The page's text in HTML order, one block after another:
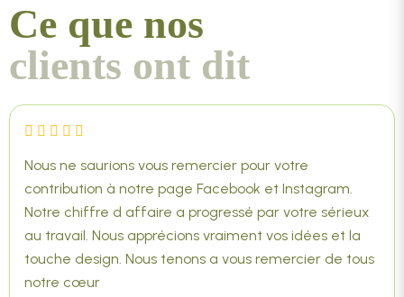
Ce que nos
clients ont dit
Nous ne saurions vous remercier pour votre
contribution à notre page Facebook et Instagram.
Notre chiffre d affaire a progressé par votre sérieux
au travail. Nous apprécions vraiment vos idées et la
touche design. Nous tenons a vous remercier de tous
notre cœur